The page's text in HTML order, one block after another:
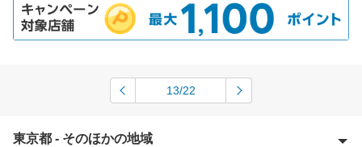
13/22
東京都 - そのほかの地域